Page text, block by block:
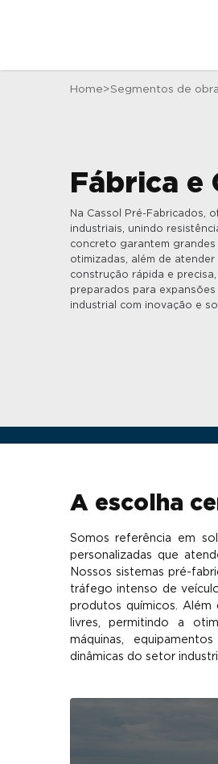
Home Segmentos de
Fábrica e
Na Cassol Pré-Fabricados,
industriais, unindo
concreto garantem
otimizadas, além de
construção rápida e
preparados para
industrial com inovação e
A escolha
Somos referência em
personalizadas que
Nossos sistemas pré-
tráfego intenso de
produtos químicos. Além
livres, permitindo a
máquinas,
dinâmicas do setor